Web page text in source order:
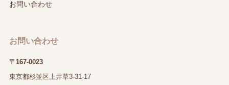
お問い合わせ
お問い合わせ
〒167-0023
東京都杉並区上井草3-31-17